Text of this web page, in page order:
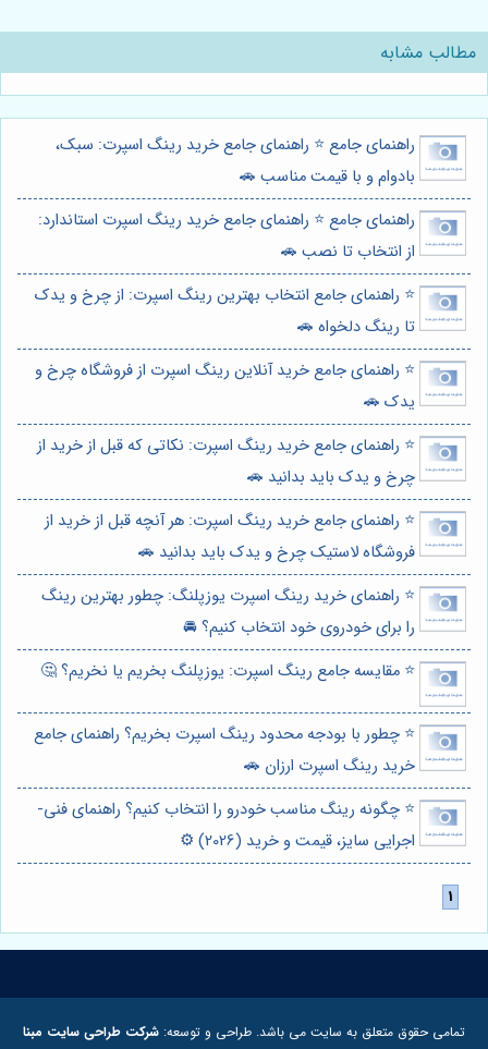
مطالب مشابه
راهنمای جامع ⭐️ راهنمای جامع خرید رینگ اسپرت: سبک،
بادوام و با قیمت مناسب 🚗
راهنمای جامع ⭐️ راهنمای جامع خرید رینگ اسپرت استاندارد:
از انتخاب تا نصب 🚗
⭐️ راهنمای جامع انتخاب بهترین رینگ اسپرت: از چرخ و یدک
تا رینگ دلخواه 🚗
⭐️ راهنمای جامع خرید آنلاین رینگ اسپرت از فروشگاه چرخ و
یدک 🚗
⭐️ راهنمای جامع خرید رینگ اسپرت: نکاتی که قبل از خرید از
چرخ و یدک باید بدانید 🚗
⭐️ راهنمای جامع خرید رینگ اسپرت: هر آنچه قبل از خرید از
فروشگاه لاستیک چرخ و یدک باید بدانید 🚗
⭐️ راهنمای خرید رینگ اسپرت یوزپلنگ: چطور بهترین رینگ
را برای خودروی خود انتخاب کنیم؟ 🚘
⭐️ مقایسه جامع رینگ اسپرت: یوزپلنگ بخریم یا نخریم؟ 🤔
⭐️ چطور با بودجه محدود رینگ اسپرت بخریم؟ راهنمای جامع
خرید رینگ اسپرت ارزان 🚗
⭐️ چگونه رینگ مناسب خودرو را انتخاب کنیم؟ راهنمای فنی-
اجرایی سایز، قیمت و خرید (2026) ⚙️
تمامی حقوق متعلق به سایت می باشد. طراحی و توسعه: شرکت طراحی سایت مبنا